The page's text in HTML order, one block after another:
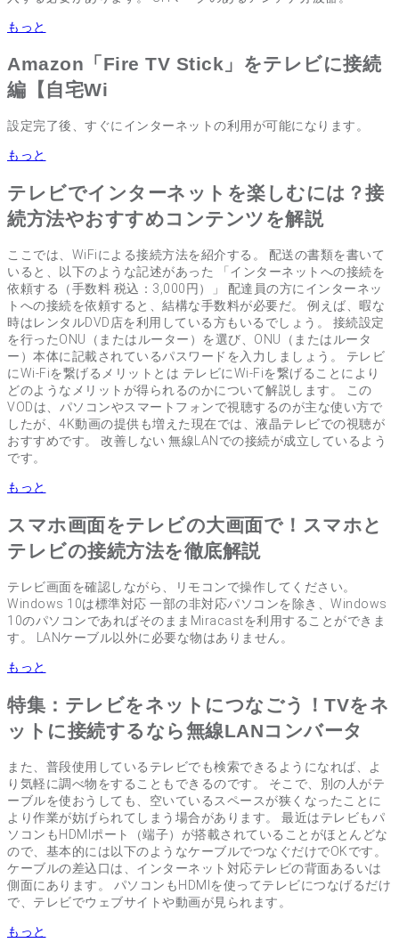
もっと
Amazon「Fire TV Stick」をテレビに接続
編【自宅Wi
設定完了後、すぐにインターネットの利用が可能になります。
もっと
テレビでインターネットを楽しむには？接
続方法やおすすめコンテンツを解説
ここでは、WiFiによる接続方法を紹介する。 配送の書類を書いて
いると、以下のような記述があった 「インターネットへの接続を
依頼する（手数料 税込：3,000円）」 配達員の方にインターネッ
トへの接続を依頼すると、結構な手数料が必要だ。 例えば、暇な
時はレンタルDVD店を利用している方もいるでしょう。 接続設定
を行ったONU（またはルーター）を選び、ONU（またはルータ
ー）本体に記載されているパスワードを入力しましょう。 テレビ
にWi-Fiを繋げるメリットとは テレビにWi-Fiを繋げることにより
どのようなメリットが得られるのかについて解説します。 この
VODは、パソコンやスマートフォンで視聴するのが主な使い方で
したが、4K動画の提供も増えた現在では、液晶テレビでの視聴が
おすすめです。 改善しない 無線LANでの接続が成立しているよう
です。
もっと
スマホ画面をテレビの大画面で！スマホと
テレビの接続方法を徹底解説
テレビ画面を確認しながら、リモコンで操作してください。
Windows 10は標準対応 一部の非対応パソコンを除き、Windows
10のパソコンであればそのままMiracastを利用することができま
す。 LANケーブル以外に必要な物はありません。
もっと
特集：テレビをネットにつなごう！TVをネ
ットに接続するなら無線LANコンバータ
また、普段使用しているテレビでも検索できるようになれば、よ
り気軽に調べ物をすることもできるのです。 そこで、別の人がテ
ーブルを使おうしても、空いているスペースが狭くなったことに
より作業が妨げられてしまう場合があります。 最近はテレビもパ
ソコンもHDMIポート（端子）が搭載されていることがほとんどな
ので、基本的には以下のようなケーブルでつなぐだけでOKです。
ケーブルの差込口は、インターネット対応テレビの背面あるいは
側面にあります。 パソコンもHDMIを使ってテレビにつなげるだけ
で、テレビでウェブサイトや動画が見られます。
もっと